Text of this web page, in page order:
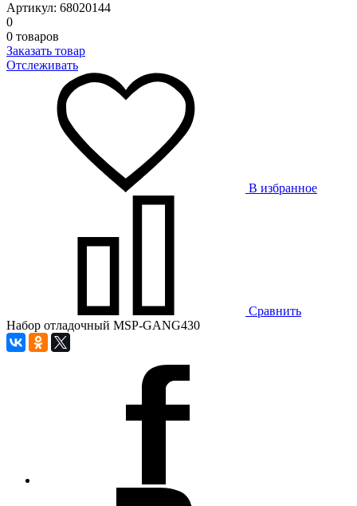
Артикул: 68020144
0
0 товаров
Заказать товар
Отслеживать
В избранное
Сравнить
Набор отладочный MSP-GANG430